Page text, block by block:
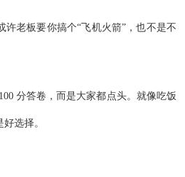
许老板要你搞个“飞机火箭”，也不是不
分答卷，而是大家都点头。就像吃饭
选择。